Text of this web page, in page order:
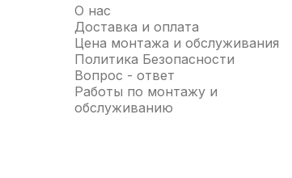
О нас
Доставка и оплата
Цена монтажа и обслуживания
Политика Безопасности
Вопрос - ответ
Работы по монтажу и
обслуживанию